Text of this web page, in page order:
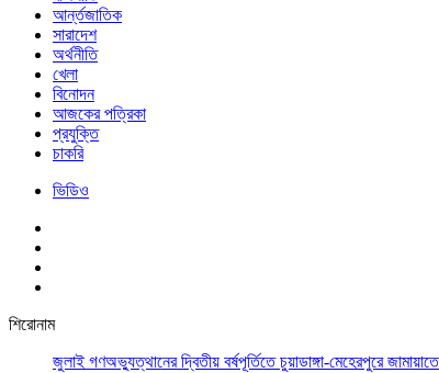
আর্ন্তজাতিক
সারাদেশ
অর্থনীতি
খেলা
বিনোদন
আজকের পত্রিকা
প্রযুক্তি
চাকরি
ভিডিও
শিরোনাম
জুলাই গণঅভ্যুত্থানের দ্বিতীয় বর্ষপূর্তিতে চুয়াডাঙ্গা-মেহেরপুরে